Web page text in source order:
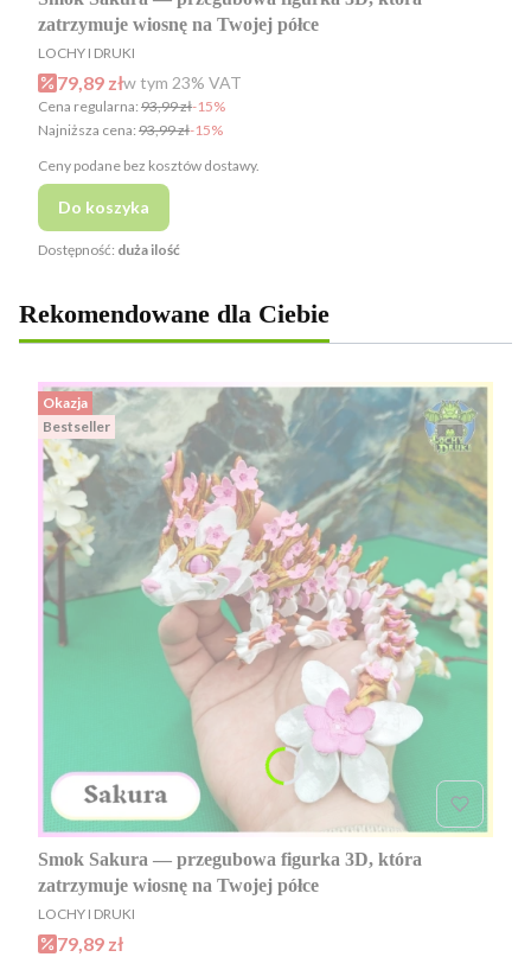
zatrzymuje wiosnę na Twojej półce
PRODUCENT
LOCHY I DRUKI
Cena promocyjna brutto
79,89 złw tym %s VAT
w tym 23% VAT
Cena regularna: 93,99 zł-15%
Najniższa cena: 93,99 zł-15%
Ceny podane bez kosztów dostawy.
Do koszyka
Dostępność: duża ilość
Rekomendowane dla Ciebie
Okazja
Bestseller
Smok Sakura — przegubowa figurka 3D, która
zatrzymuje wiosnę na Twojej półce
PRODUCENT
LOCHY I DRUKI
Cena promocyjna
79,89 zł